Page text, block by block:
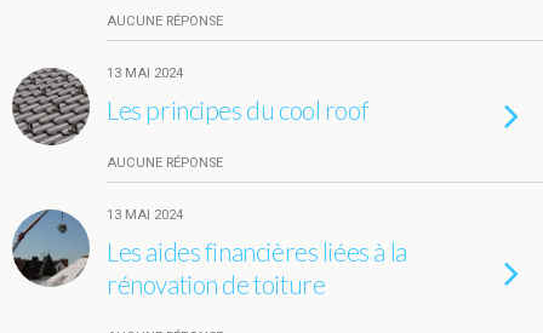
AUCUNE RÉPONSE
13 MAI 2024
Les principes du cool roof
AUCUNE RÉPONSE
13 MAI 2024
Les aides financières liées à la
rénovation de toiture